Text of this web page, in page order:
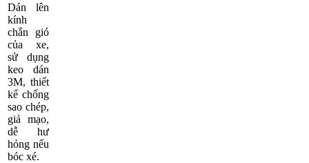
Dán lên
kính
chắn gió
của xe,
sử dụng
keo dán
3M, thiết
kế chống
sao chép,
giả mạo,
dễ hư
hỏng nếu
bóc xé.